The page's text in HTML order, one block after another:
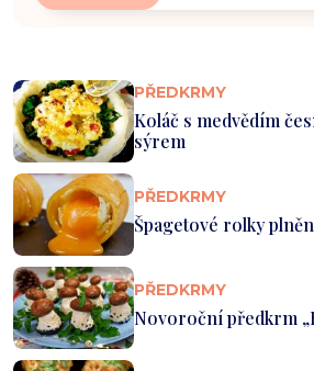
PŘEDKRMY
Koláč s medvědím
sýrem
PŘEDKRMY
Špagetové rolky
PŘEDKRMY
Novoroční předkrm